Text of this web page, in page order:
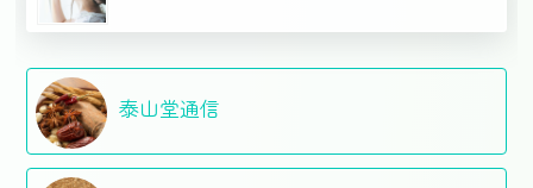
泰山堂通信